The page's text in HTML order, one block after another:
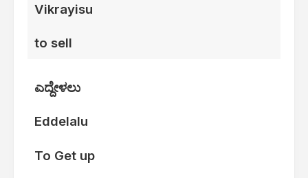
Vikrayisu
to sell
ಎದ್ದೇಳಲು
Eddelalu
To Get up